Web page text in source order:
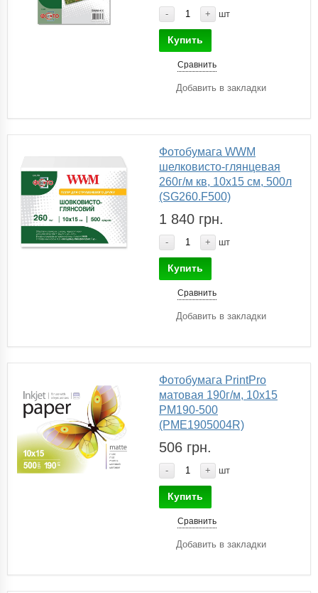
- + шт
Купить
Сравнить
Добавить в закладки
Фотобумага WWM
шелковисто-глянцевая
260г/м кв, 10x15 см, 500л
(SG260.F500)
1 840 грн.
- + шт
Купить
Сравнить
Добавить в закладки
Фотобумага PrintPro
матовая 190г/м, 10x15
PM190-500
(PME1905004R)
506 грн.
- + шт
Купить
Сравнить
Добавить в закладки